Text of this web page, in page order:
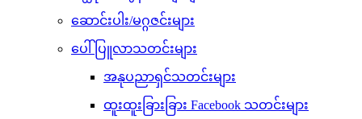
ဆောင်းပါး/မဂ္ဂဇင်းများ
ပေါ်ပြူလာသတင်းများ
အနုပညာရှင်သတင်းများ
ထူးထူးခြားခြား Facebook သတင်းများ